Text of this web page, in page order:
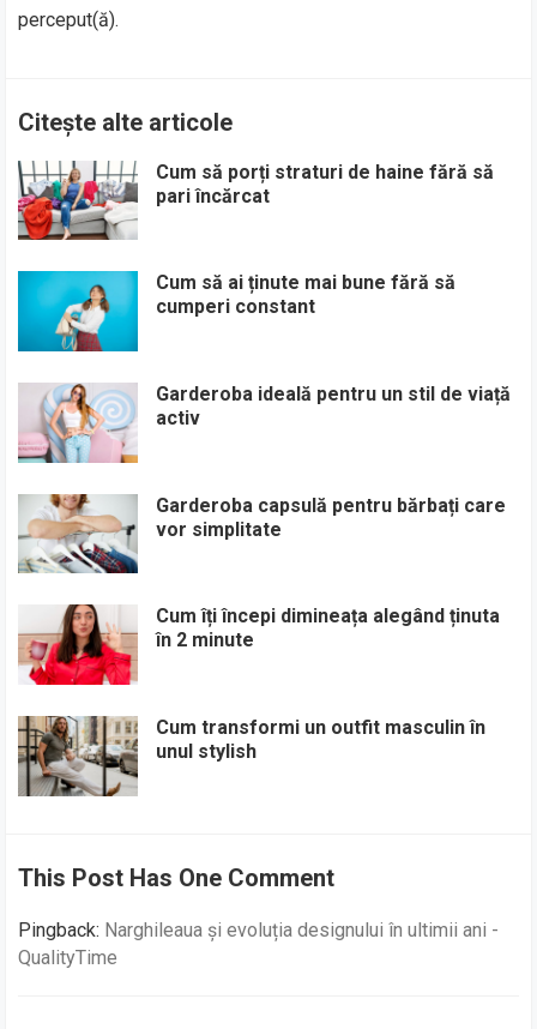
perceput(ă).
Citește alte articole
Cum să porți straturi de haine fără să
pari încărcat
Cum să ai ținute mai bune fără să
cumperi constant
Garderoba ideală pentru un stil de viață
activ
Garderoba capsulă pentru bărbați care
vor simplitate
Cum îți începi dimineața alegând ținuta
în 2 minute
Cum transformi un outfit masculin în
unul stylish
This Post Has One Comment
Pingback: Narghileaua și evoluția designului în ultimii ani -
QualityTime